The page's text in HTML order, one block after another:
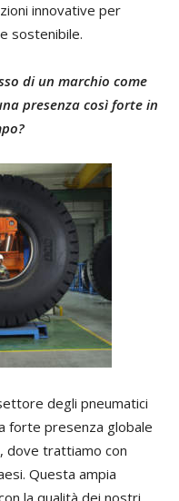
innovative per
sostenibile.
di un marchio come
presenza così forte in
degli pneumatici
forte presenza globale
dove trattiamo con
Questa ampia